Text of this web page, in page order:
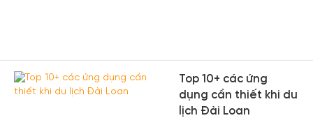
Top 10+ các ứng
dụng cần thiết khi du
lịch Đài Loan